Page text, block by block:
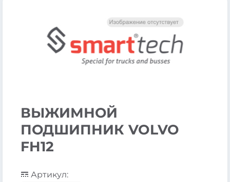
ВЫЖИМНОЙ
ПОДШИПНИК VOLVO
FH12
Артикул: